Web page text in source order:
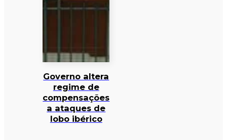
Governo altera
regime de
compensações
a ataques de
lobo ibérico